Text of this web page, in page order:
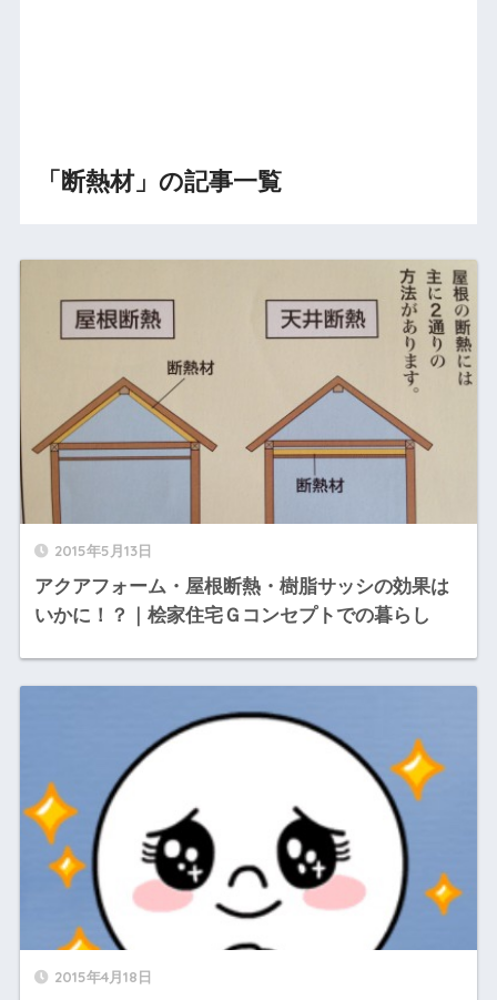
「断熱材」の記事一覧
2015年5月13日
アクアフォーム・屋根断熱・樹脂サッシの効果は
いかに！？｜桧家住宅Ｇコンセプトでの暮らし
2015年4月18日